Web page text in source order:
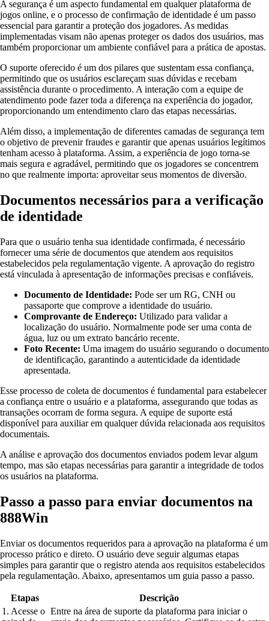
A segurança é um aspecto fundamental em qualquer plataforma de
jogos online, e o processo de confirmação de identidade é um passo
essencial para garantir a proteção dos jogadores. As medidas
implementadas visam não apenas proteger os dados dos usuários, mas
também proporcionar um ambiente confiável para a prática de apostas.
O suporte oferecido é um dos pilares que sustentam essa confiança,
permitindo que os usuários esclareçam suas dúvidas e recebam
assistência durante o procedimento. A interação com a equipe de
atendimento pode fazer toda a diferença na experiência do jogador,
proporcionando um entendimento claro das etapas necessárias.
Além disso, a implementação de diferentes camadas de segurança tem
o objetivo de prevenir fraudes e garantir que apenas usuários legítimos
tenham acesso à plataforma. Assim, a experiência de jogo torna-se
mais segura e agradável, permitindo que os jogadores se concentrem
no que realmente importa: aproveitar seus momentos de diversão.
Documentos necessários para a verificação
de identidade
Para que o usuário tenha sua identidade confirmada, é necessário
fornecer uma série de documentos que atendem aos requisitos
estabelecidos pela regulamentação vigente. A aprovação do registro
está vinculada à apresentação de informações precisas e confiáveis.
Documento de Identidade: Pode ser um RG, CNH ou
passaporte que comprove a identidade do usuário.
Comprovante de Endereço: Utilizado para validar a
localização do usuário. Normalmente pode ser uma conta de
água, luz ou um extrato bancário recente.
Foto Recente: Uma imagem do usuário segurando o documento
de identificação, garantindo a autenticidade da identidade
apresentada.
Esse processo de coleta de documentos é fundamental para estabelecer
a confiança entre o usuário e a plataforma, assegurando que todas as
transações ocorram de forma segura. A equipe de suporte está
disponível para auxiliar em qualquer dúvida relacionada aos requisitos
documentais.
A análise e aprovação dos documentos enviados podem levar algum
tempo, mas são etapas necessárias para garantir a integridade de todos
os usuários na plataforma.
Passo a passo para enviar documentos na
888Win
Enviar os documentos requeridos para a aprovação na plataforma é um
processo prático e direto. O usuário deve seguir algumas etapas
simples para garantir que o registro atenda aos requisitos estabelecidos
pela regulamentação. Abaixo, apresentamos um guia passo a passo.
Etapas
Descrição
1. Acesse o Entre na área de suporte da plataforma para iniciar o